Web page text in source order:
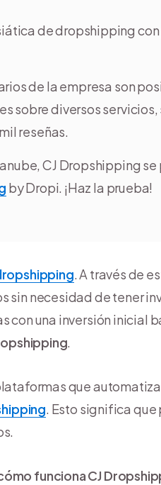
de dropshipping
de la empresa son
sobre diversos
reseñas.
CJ Dropshipping
by Dropi. ¡Haz la prueba!
. A través de
sin necesidad de tener
con una inversión inicial
.
que
. Esto significa
funciona CJ